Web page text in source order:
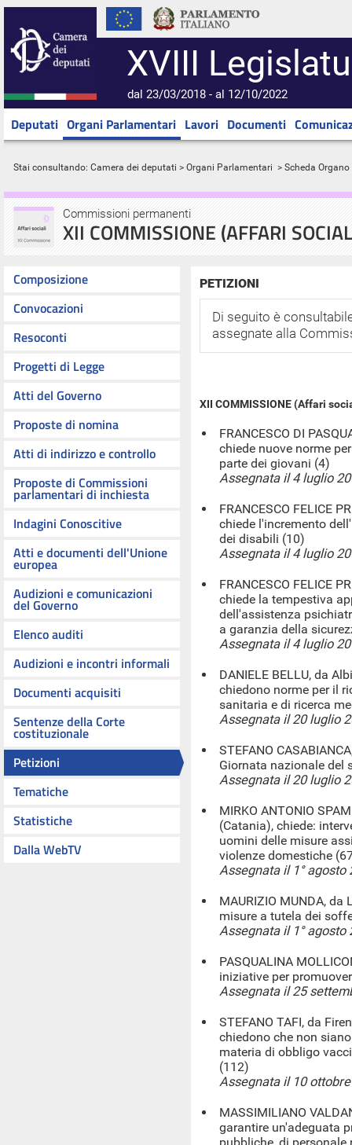
XVIII
dal 23/03/2018 - al 12/10/2022
Deputati Organi Parlamentari Lavori Documenti
Stai consultando: Camera dei deputati > Organi Parlamentari > Scheda Organo
Commissioni permanenti
XII COMMISSIONE (AFFARI
Composizione
Convocazioni
Resoconti
Progetti di Legge
Atti del Governo
Proposte di nomina
Atti di indirizzo e controllo
Proposte di Commissioni
parlamentari di inchiesta
Indagini Conoscitive
Atti e documenti dell'Unione
europea
Audizioni e comunicazioni
del Governo
Elenco auditi
Audizioni e incontri informali
Documenti acquisiti
Sentenze della Corte
costituzionale
Petizioni
Tematiche
Statistiche
Dalla WebTV
PETIZIONI
Di seguito è
assegnate alla
XII COMMISSIONE (Affari
FRANCESCO DI
chiede nuove norme
parte dei giovani (4)
Assegnata il 4 luglio
FRANCESCO FELICE
chiede l'incremento
dei disabili (10)
Assegnata il 4 luglio
FRANCESCO FELICE
chiede la tempestiva
dell'assistenza
a garanzia della
Assegnata il 4 luglio
DANIELE BELLU, da
chiedono norme per il
sanitaria e di ricerca
Assegnata il 20 luglio
STEFANO
Giornata nazionale del
Assegnata il 20 luglio
MIRKO ANTONIO
(Catania), chiede:
uomini delle misure
violenze domestiche
Assegnata il 1° agosto
MAURIZIO MUNDA,
misure a tutela dei
Assegnata il 1° agosto
PASQUALINA
iniziative per
Assegnata il 25
STEFANO TAFI, da
chiedono che non
materia di obbligo
(112)
Assegnata il 10
MASSIMILIANO
garantire un'adeguata